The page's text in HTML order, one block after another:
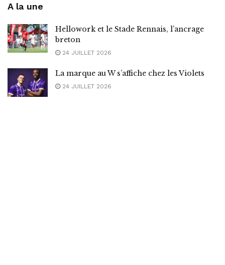
A la une
Hellowork et le Stade Rennais, l’ancrage
breton
24 JUILLET 2026
La marque au W s’affiche chez les Violets
24 JUILLET 2026